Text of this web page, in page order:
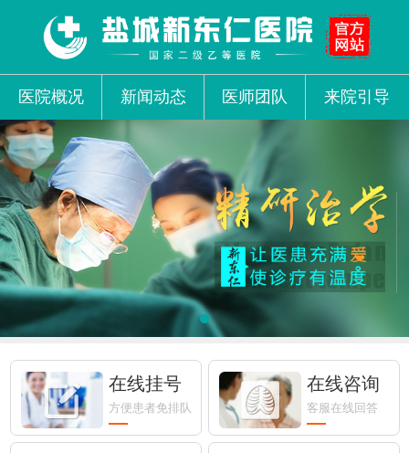
医院概况 新闻动态 医师团队 来院引导
在线挂号
方便患者免排队
在线咨询
客服在线回答